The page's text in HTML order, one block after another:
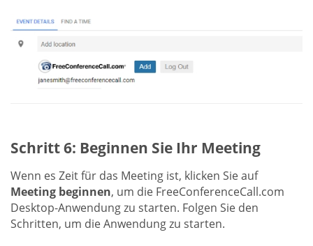
Schritt 6: Beginnen Sie Ihr Meeting
Wenn es Zeit für das Meeting ist, klicken Sie auf
Meeting beginnen, um die FreeConferenceCall.com
Desktop-Anwendung zu starten. Folgen Sie den
Schritten, um die Anwendung zu starten.